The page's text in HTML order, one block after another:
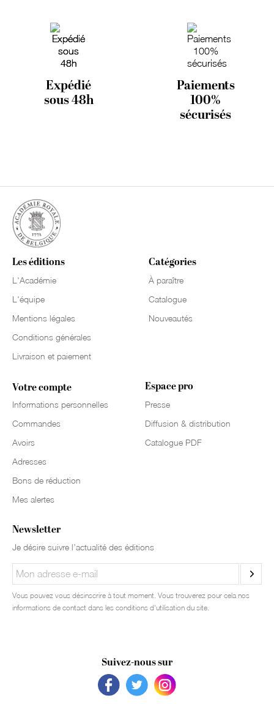
Expédié
sous 48h
Paiements
100%
sécurisés
Les éditions
L'Académie
L'équipe
Mentions légales
Conditions générales
Livraison et paiement
Catégories
À paraître
Catalogue
Nouveautés
Votre compte
Informations personnelles
Commandes
Avoirs
Adresses
Bons de réduction
Mes alertes
Espace pro
Presse
Diffusion & distribution
Catalogue PDF
Newsletter
Je désire suivre l’actualité des éditions
Vous pouvez vous désinscrire à tout moment. Vous trouverez pour cela nos
informations de contact dans les conditions d'utilisation du site.
Suivez-nous sur